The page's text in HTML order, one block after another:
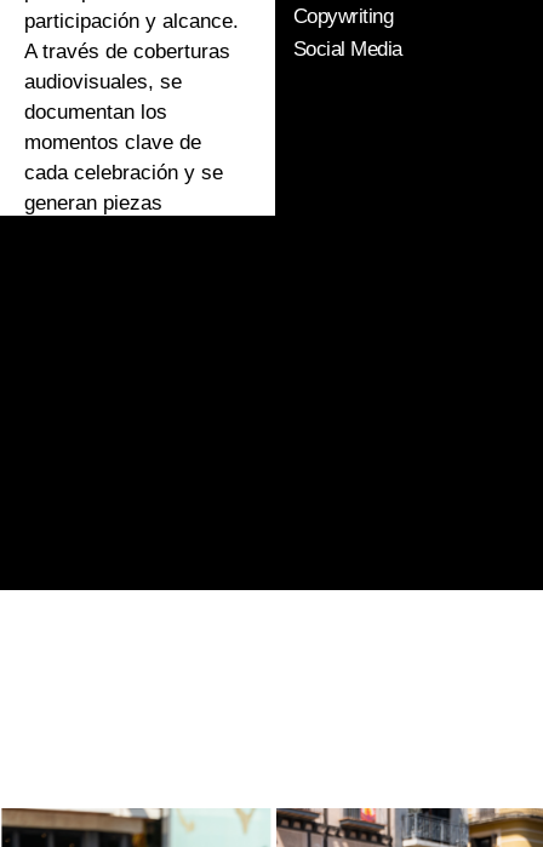
participación y alcance.
A través de coberturas
audiovisuales, se
documentan los
momentos clave de
cada celebración y se
generan piezas
Copywriting
Social Media